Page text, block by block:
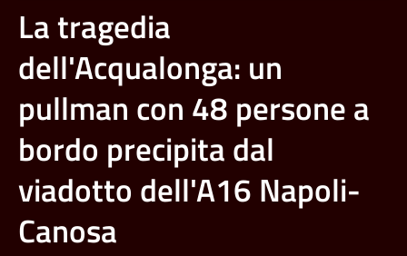
La tragedia
dell'Acqualonga: un
pullman con 48 persone a
bordo precipita dal
viadotto dell'A16 Napoli-
Canosa